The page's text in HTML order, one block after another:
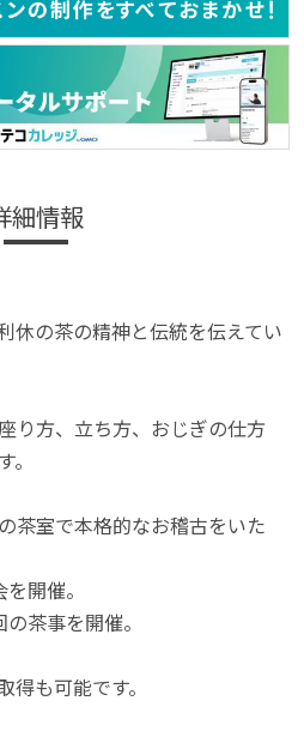
細情報
休の茶の精神と伝統を伝えてい
り方、立ち方、おじぎの仕方
茶室で本格的なお稽古をいた
開催。
茶事を開催。
も可能です。